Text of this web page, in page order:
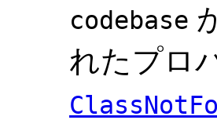
codebase
れたプロ